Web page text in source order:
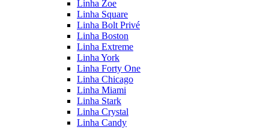
Linha Zoe
Linha Square
Linha Bolt Privé
Linha Boston
Linha Extreme
Linha York
Linha Forty One
Linha Chicago
Linha Miami
Linha Stark
Linha Crystal
Linha Candy